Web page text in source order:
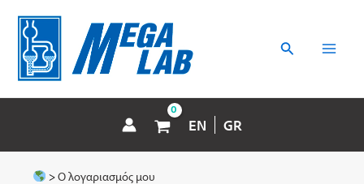
περιεχόμενο
Αναζήτηση
EN GR
>Ο λογαριασμός μου